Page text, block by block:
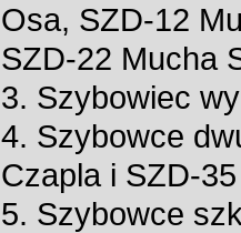
Osa, SZD-12
SZD-22 Mucha
3. Szybowiec
4. Szybowce
Czapla i SZD-
5. Szybowce